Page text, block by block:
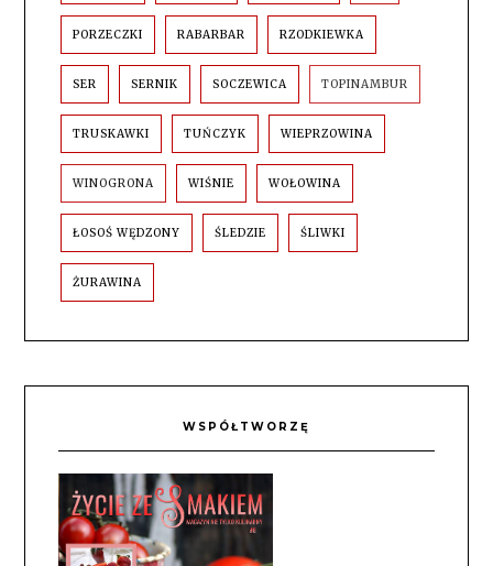
PORZECZKI RABARBAR RZODKIEWKA
SER SERNIK SOCZEWICA TOPINAMBUR
TRUSKAWKI TUŃCZYK WIEPRZOWINA
WINOGRONA WIŚNIE WOŁOWINA
ŁOSOŚ WĘDZONY ŚLEDZIE ŚLIWKI
ŻURAWINA
WSPÓŁTWORZĘ